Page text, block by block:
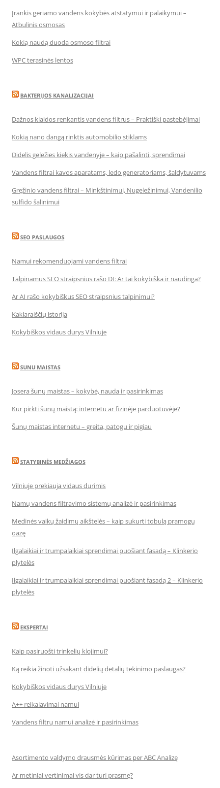
Įrankis geriamo vandens kokybės atstatymui ir palaikymui –
Atbulinis osmosas
Kokią naudą duoda osmoso filtrai
WPC terasinės lentos
BAKTERIJOS KANALIZACIJAI
Dažnos klaidos renkantis vandens filtrus – Praktiški pastebėjimai
Kokią nano dangą rinktis automobilio stiklams
Didelis geležies kiekis vandenyje – kaip pašalinti, sprendimai
Vandens filtrai kavos aparatams, ledo generatoriams, šaldytuvams
Gręžinio vandens filtrai – Minkštinimui, Nugeležinimui, Vandenilio
sulfido šalinimui
SEO PASLAUGOS
Namui rekomenduojami vandens filtrai
Talpinamus SEO straipsnius rašo DI: Ar tai kokybiška ir naudinga?
Ar AI rašo kokybiškus SEO straipsnius talpinimui?
Kaklaraiščių istorija
Kokybiškos vidaus durys Vilniuje
SUNU MAISTAS
Josera šunų maistas – kokybė, nauda ir pasirinkimas
Kur pirkti šunų maistą: internetu ar fizinėje parduotuvėje?
Šunų maistas internetu – greita, patogu ir pigiau
STATYBINĖS MEDŽIAGOS
Vilniuje prekiauja vidaus durimis
Namų vandens filtravimo sistemų analizė ir pasirinkimas
Medinės vaikų žaidimų aikštelės – kaip sukurti tobulą pramogų
oazę
Ilgalaikiai ir trumpalaikiai sprendimai puošiant fasadą – Klinkerio
plytelės
Ilgalaikiai ir trumpalaikiai sprendimai puošiant fasadą 2 – Klinkerio
plytelės
EKSPERTAI
Kaip pasiruošti trinkelių klojimui?
Ką reikia žinoti užsakant didelių detalių tekinimo paslaugas?
Kokybiškos vidaus durys Vilniuje
A++ reikalavimai namui
Vandens filtrų namui analizė ir pasirinkimas
Asortimento valdymo drausmės kūrimas per ABC Analizę
Ar metiniai vertinimai vis dar turi prasmę?